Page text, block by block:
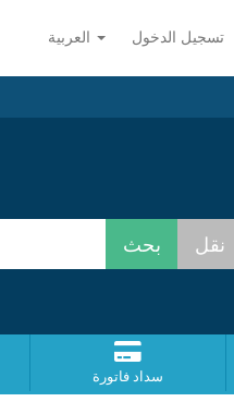
تسجيل الدخول
سداد فاتورة